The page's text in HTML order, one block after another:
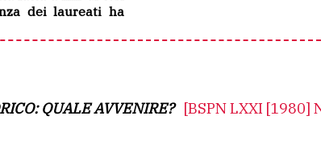
dei laureati ha
QUALE AVVENIRE? [BSPN LXXI [1980]